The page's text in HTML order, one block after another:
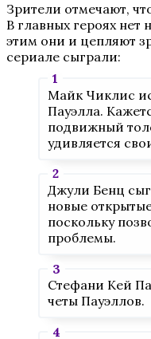
Зрители отмечают,
В главных героях нет
этим они и цепляют
сериале сыграли:
Майк Чиклис
Пауэлла.
подвижный
удивляется
Джули Бенц
новые
поскольку
проблемы.
Стефани Кей
четы Пауэллов.